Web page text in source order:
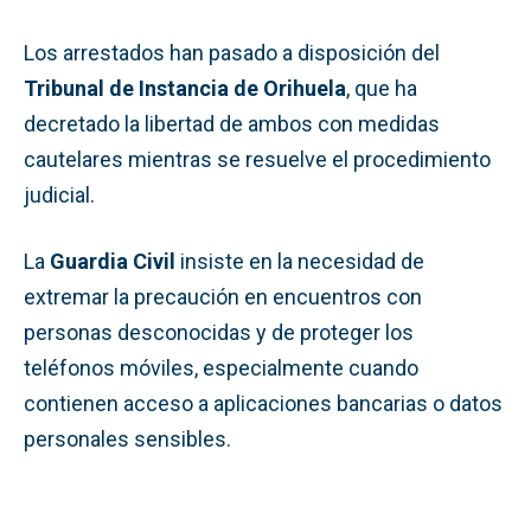
Los arrestados han pasado a disposición del
Tribunal de Instancia de Orihuela, que ha
decretado la libertad de ambos con medidas
cautelares mientras se resuelve el procedimiento
judicial.
La Guardia Civil insiste en la necesidad de
extremar la precaución en encuentros con
personas desconocidas y de proteger los
teléfonos móviles, especialmente cuando
contienen acceso a aplicaciones bancarias o datos
personales sensibles.